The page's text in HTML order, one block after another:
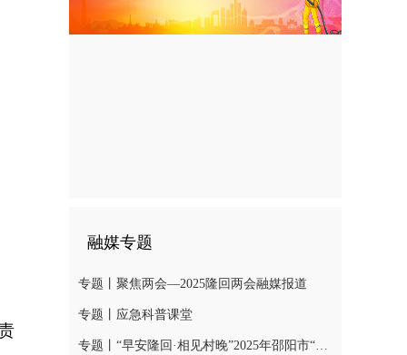
融媒专题
专题丨聚焦两会—2025隆回两会融媒报道
专题丨应急科普课堂
专题丨“早安隆回·相见村晚”2025年邵阳市“我们的节日·春节”村晚示范展示活动